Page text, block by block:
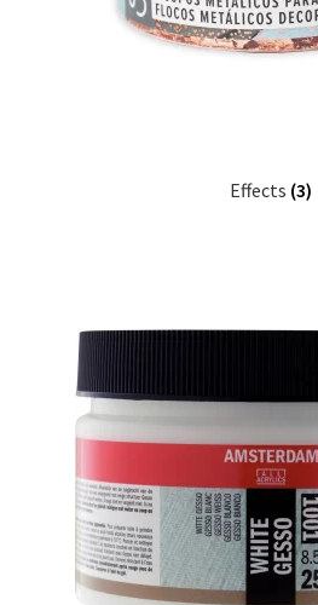
Vipps Checkout
Effects (3)